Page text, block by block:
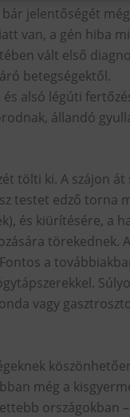
jelentőségét
van, a gén hiba
vált első
betegségektől.
alsó légúti
állandó
tölti ki. A szájon
testet edző torna
és kiürítésére, a
törekednek.
a
vagy
még a
országokban